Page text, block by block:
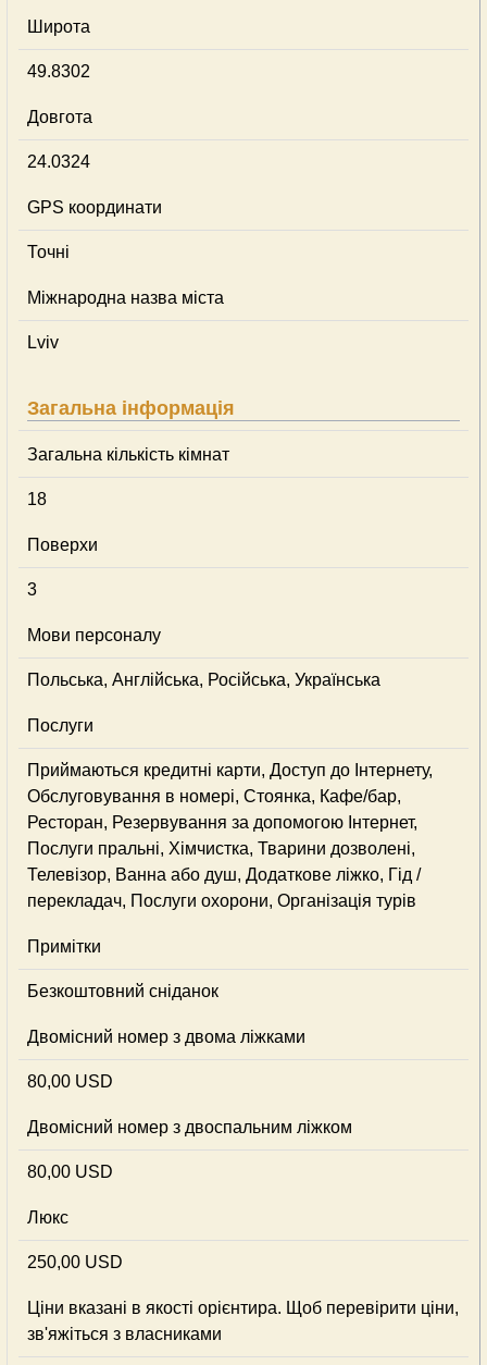
Широта
49.8302
Довгота
24.0324
GPS координати
Точні
Міжнародна назва міста
Lviv
Загальна інформація
Загальна кількість кімнат
18
Поверхи
3
Мови персоналу
Польська, Англійська, Російська, Українська
Послуги
Приймаються кредитні карти, Доступ до Інтернету,
Обслуговування в номері, Стоянка, Кафе/бар,
Ресторан, Резервування за допомогою Інтернет,
Послуги пральні, Хімчистка, Тварини дозволені,
Телевізор, Ванна або душ, Додаткове ліжко, Гід /
перекладач, Послуги охорони, Організація турів
Примітки
Безкоштовний сніданок
Двомісний номер з двома ліжками
80,00 USD
Двомісний номер з двоспальним ліжком
80,00 USD
Люкс
250,00 USD
Ціни вказані в якості орієнтира. Щоб перевірити ціни,
зв'яжіться з власниками